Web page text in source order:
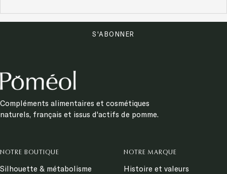
S'ABONNER
Compléments alimentaires et cosmétiques
naturels, français et issus d'actifs de pomme.
NOTRE BOUTIQUE
Silhouette & métabolisme
NOTRE MARQUE
Histoire et valeurs